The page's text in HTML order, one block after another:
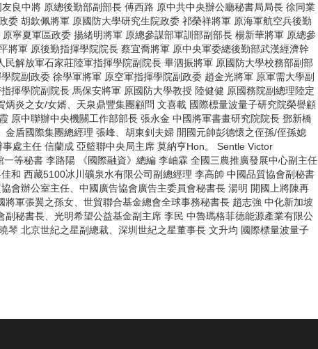
良中將 原總後勤部副部長 傅西路 原中共中央辦公廳秘書局局長 徐同業
委 胡欽佩將軍 原國防大學研究生院政委 祁榮祥將軍 原海軍航空兵後勤
寧夏軍區政委 揚緒明將軍 原總參謀部軍訓部副部長 楊新華將軍 原總參
將軍 原後勤指揮學院院長 蔡宜喬將軍 原中央軍委總後勤部武漢經濟幹
解放軍石家莊陸軍指揮學院副院長 畢泗振將軍 原國防大學校務部副部
院副政委 徐學軍將軍 原空軍指揮學院副政委 趙金光將軍 原軍需大學副
揮學院副院長 馬保安將軍 原國防大學教授 陸健健 原國務院副總理陸定
炎之女/女婿、天泉鼎豐集團顧問 文喜載 國際標量波量子研究院榮譽顧
原中聯辦中央機關工作部部長 張永金 中國將軍書畫研究院院長 鄧新橋
盾國際集團總經理 張峰、胡東釗夫婦 開國元帥彭德懷之侄孫/侄孫媳
處主任 信蘭成 亞籃聯中央局主席 莫納亨Hon。 Sentle Victor
等秘書 李路陽 《國際融資》總編 李岫霖 全國三農推廣發展中心副主任
和 西藏5100冰川礦泉水有限公司副總經理 李高帥 中國品質協會副秘書
會辦公室主任、中國廣告協會廣告主委員會秘書長 湯明 開國上將陳再
軍張翼之孫女、世貿聯合基金總會全球事務秘書長 趙志強 中化新加坡
秘書長、光明希望公益基金副主席 李民 中魯瑪格菲德能源產業有限公
琴 北京世紀之星副總裁、深圳世紀之星董事長 文升均 國際標量波量子